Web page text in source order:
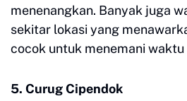
menenangkan. Banyak juga
sekitar lokasi yang
cocok untuk menemani waktu
5. Curug Cipendok